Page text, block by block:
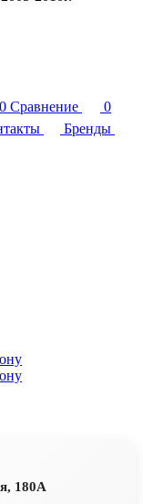
0 Сравнение
0
Бренды
180А